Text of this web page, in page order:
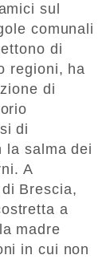
sul
comunali
di
regioni, ha
di
di
la salma dei
A
Brescia,
a
madre
in cui non